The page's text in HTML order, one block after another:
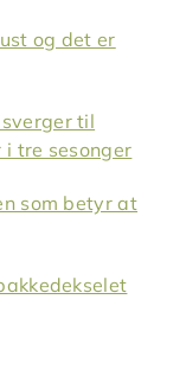
og det er
til
i tre sesonger
som betyr at